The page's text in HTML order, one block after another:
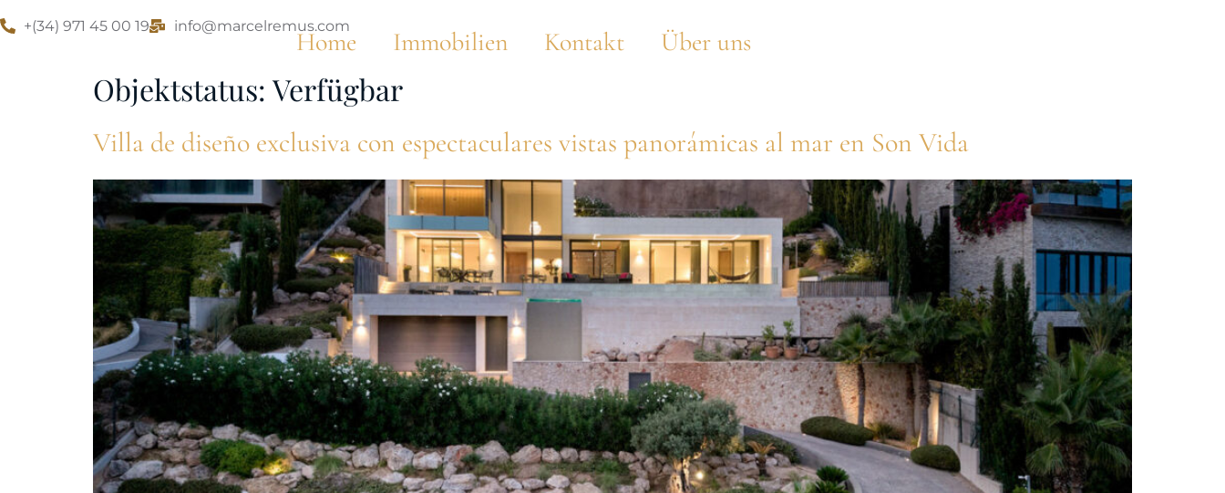
+(34) 971 45 00 19 info@marcelremus.com
Home Immobilien Kontakt Über uns
Objektstatus:Verfügbar
Villa de diseño exclusiva con espectaculares vistas panorámicas al mar en Son Vida